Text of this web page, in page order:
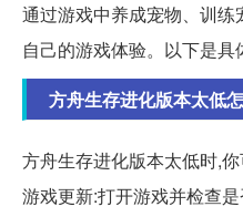
通过游戏中养成宠物、训
自己的游戏体验。以下是具
方舟生存进化版本太低
方舟生存进化版本太低时,
游戏更新:打开游戏并检查